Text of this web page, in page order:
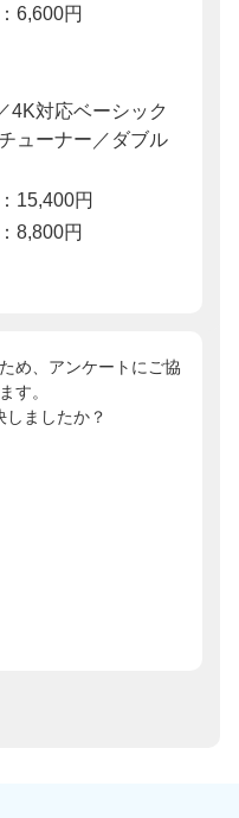
6,600円
4K対応ベーシック
ューナー／ダブル
15,400円
8,800円
め、アンケートにご協
す。
しましたか？